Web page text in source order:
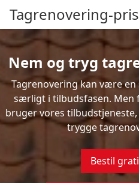
Tagrenovering-
Nem og tryg
Tagrenovering kan være
særligt i tilbudsfasen. Men
bruger vores
trygge
Bestil